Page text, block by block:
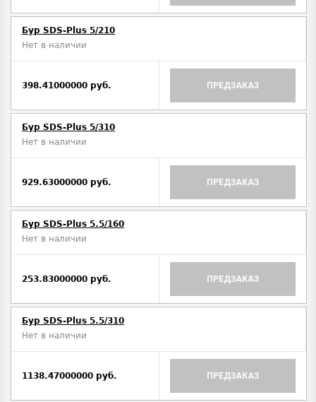
Бур SDS-Plus 5/210
Нет в наличии
398.41000000 руб. ПРЕДЗАКАЗ
Бур SDS-Plus 5/310
Нет в наличии
929.63000000 руб. ПРЕДЗАКАЗ
Бур SDS-Plus 5.5/160
Нет в наличии
253.83000000 руб. ПРЕДЗАКАЗ
Бур SDS-Plus 5.5/310
Нет в наличии
1138.47000000 руб. ПРЕДЗАКАЗ